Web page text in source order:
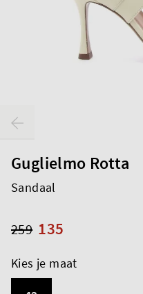
Guglielmo Rotta
Sandaal
135
259
Kies je maat